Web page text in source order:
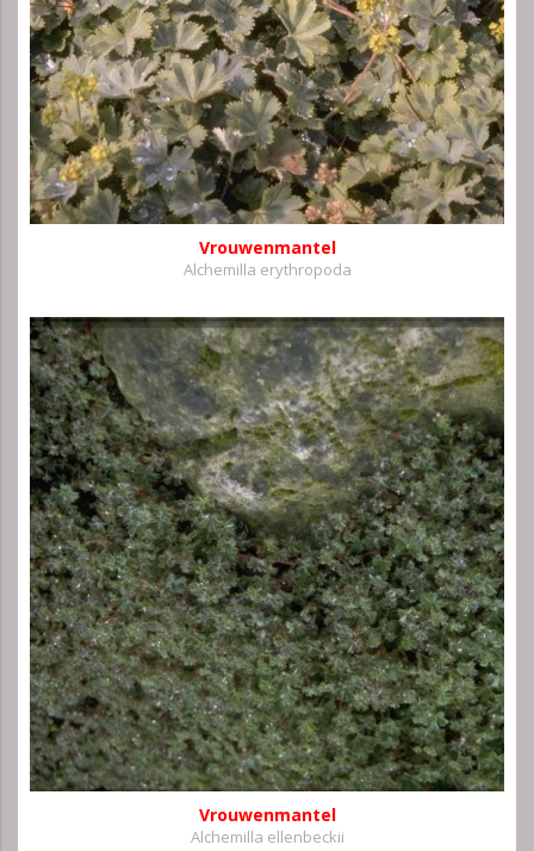
Vrouwenmantel
Alchemilla erythropoda
Vrouwenmantel
Alchemilla ellenbeckii